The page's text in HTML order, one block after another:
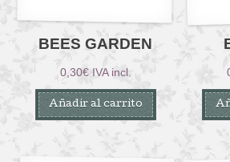
BEES GARDEN
0,30€ IVA incl.
Añadir al carrito